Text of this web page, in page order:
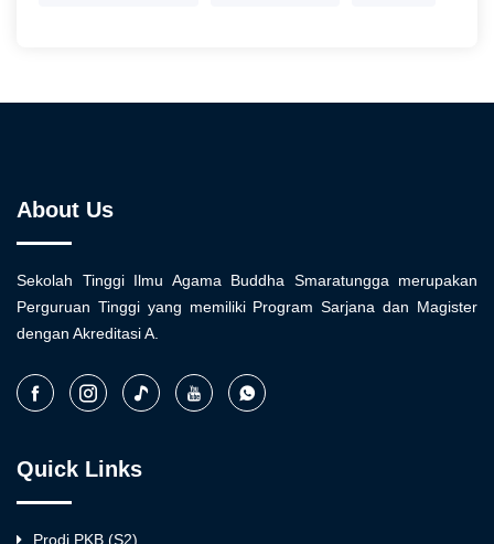
About Us
Sekolah Tinggi Ilmu Agama Buddha Smaratungga merupakan
Perguruan Tinggi yang memiliki Program Sarjana dan Magister
dengan Akreditasi A.
Quick Links
Prodi PKB (S2)